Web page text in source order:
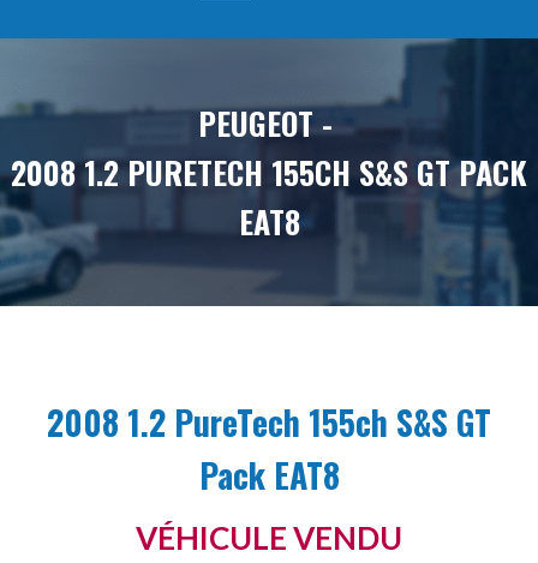
PEUGEOT-
2008 1.2 PURETECH 155CH S&S GT PACK
EAT8
2008 1.2 PureTech 155ch S&S GT
Pack EAT8
VÉHICULE VENDU